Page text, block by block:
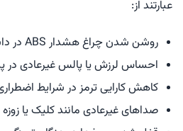
عبارتند از:
روشن شدن چراغ هشدار ABS در داشبورد.
احساس لرزش یا پالس غیرعادی در
کاهش کارایی ترمز در شرایط
صداهای غیرعادی مانند کلیک یا